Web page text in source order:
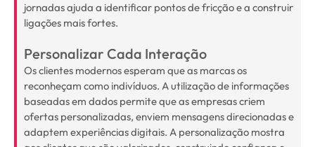
jornadas ajuda a identificar pontos de fricção e a construir
ligações mais fortes.
Personalizar Cada Interação
Os clientes modernos esperam que as marcas os
reconheçam como indivíduos. A utilização de informações
baseadas em dados permite que as empresas criem
ofertas personalizadas, enviem mensagens direcionadas e
adaptem experiências digitais. A personalização mostra